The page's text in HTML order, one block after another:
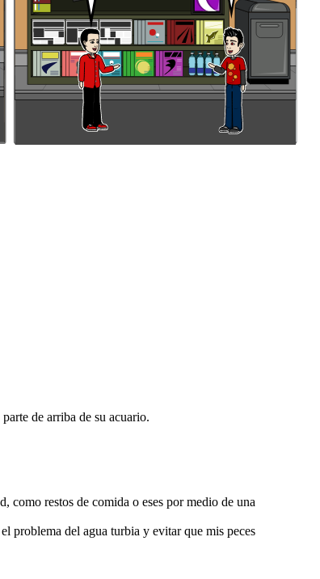
de arriba de su acuario.
como restos de comida o eses por medio de una
problema del agua turbia y evitar que mis peces